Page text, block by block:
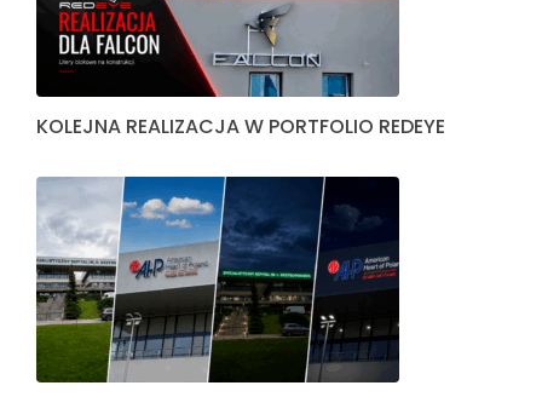
KOLEJNA REALIZACJA W PORTFOLIO REDEYE